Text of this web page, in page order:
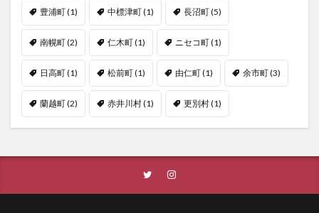
豊浦町(1) 中標津町(1) 長沼町(5)
南幌町(2) 仁木町(1) ニセコ町(1)
日高町(1) 松前町(1) 由仁町(1) 余市町(3)
蘭越町(2) 赤井川村(1) 更別村(1)